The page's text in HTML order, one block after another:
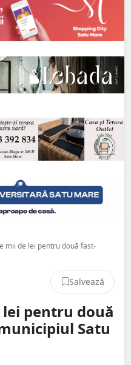
mii de lei pentru două fast-
Salvează
pentru două
Satu